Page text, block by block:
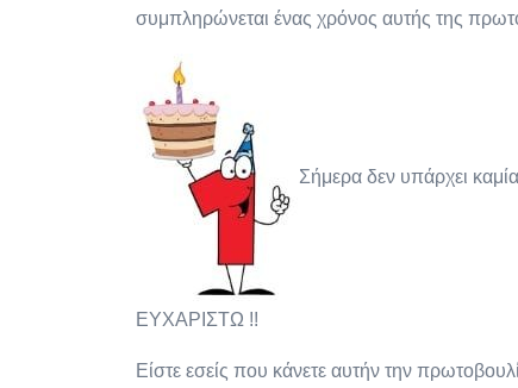
συμπληρώνεται ένας χρόνος αυτής της
Σήμερα δεν υπάρχει
ΕΥΧΑΡΙΣΤΩ !!
Είστε εσείς που κάνετε αυτήν την